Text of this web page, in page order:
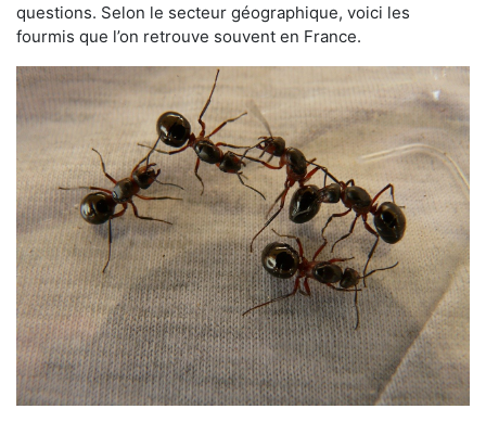
questions. Selon le secteur géographique, voici les
fourmis que l’on retrouve souvent en France.